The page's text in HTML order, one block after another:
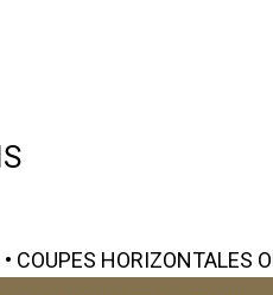
COUPES HORIZONTALES